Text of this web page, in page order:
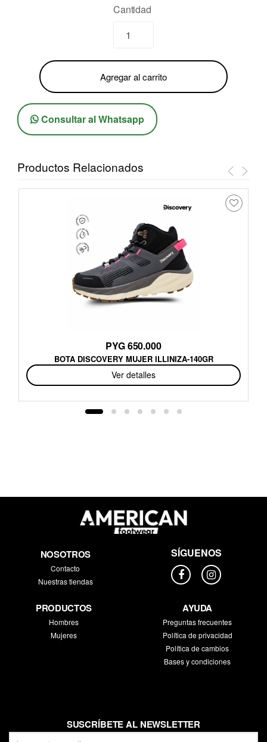
Cantidad
Agregar al carrito
Consultar al Whatsapp
Productos Relacionados
PYG 650.000
BOTA DISCOVERY MUJER ILLINIZA-140GR
Ver detalles
NOSOTROS
Contacto
Nuestras tiendas
SÍGUENOS
PRODUCTOS
Hombres
Mujeres
AYUDA
Preguntas frecuentes
Política de privacidad
Política de cambios
Bases y condiciones
SUSCRÍBETE AL NEWSLETTER